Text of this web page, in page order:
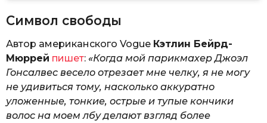
Символ свободы
Автор американского Vogue Кэтлин Бейрд-
Мюррей пишет: «Когда мой парикмахер Джоэл
Гонсалвес весело отрезает мне челку, я не могу
не удивиться тому, насколько аккуратно
уложенные, тонкие, острые и тупые кончики
волос на моем лбу делают взгляд более